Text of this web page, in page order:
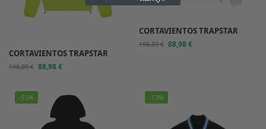
CORTAVIENTOS TRAPSTAR
198,09€ 88,98€
CORTAVIENTOS TRAPSTAR
198,09€ 88,98€
-55% -73%